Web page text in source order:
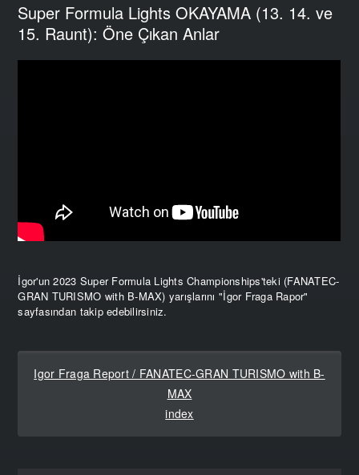
Super Formula Lights OKAYAMA (13. 14. ve
15. Raunt): Öne Çıkan Anlar
İgor'un 2023 Super Formula Lights Championships'teki (FANATEC-
GRAN TURISMO with B-MAX) yarışlarını "İgor Fraga Rapor"
sayfasından takip edebilirsiniz.
Igor Fraga Report / FANATEC-GRAN TURISMO with B-
MAX
index